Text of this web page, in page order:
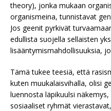
theory), jonka mukaan
organismeina, tunnistavat
Jos geenit pyrkivät
edullista suojella sellaisten
lisääntymismahdollisuuksia,
Tämä tukee teesiä, että
kuten muukalaisvihalla, olisi
luennosta läpikuulsi
sosiaaliset ryhmät